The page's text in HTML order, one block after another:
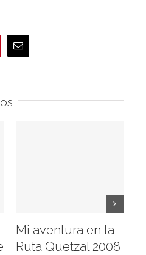
Correo
electrónico
Mi aventura en la
Ruta Quetzal 2008